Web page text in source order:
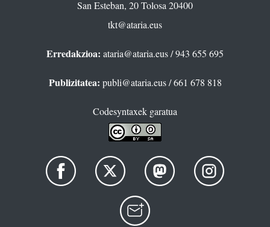
San Esteban, 20 Tolosa 20400
tkt@ataria.eus
Erredakzioa: ataria@ataria.eus/ 943 655 695
Publizitatea: publi@ataria.eus/ 661 678 818
Codesyntaxek garatua